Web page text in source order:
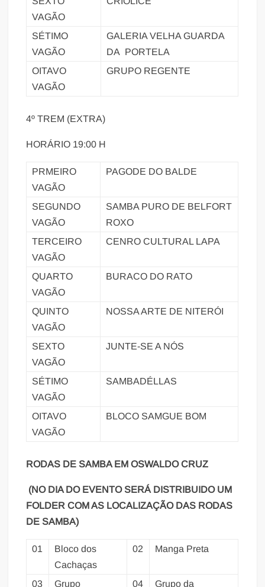
VAGÃO
SÉTIMO
VAGÃO
GALERIA VELHA GUARDA
DA PORTELA
OITAVO
VAGÃO
GRUPO REGENTE
4º TREM (EXTRA)
HORÁRIO 19:00 H
PRMEIRO
VAGÃO
PAGODE DO BALDE
SEGUNDO
VAGÃO
SAMBA PURO DE BELFORT
ROXO
TERCEIRO
VAGÃO
CENRO CULTURAL LAPA
QUARTO
VAGÃO
BURACO DO RATO
QUINTO
VAGÃO
NOSSA ARTE DE NITERÓI
SEXTO
VAGÃO
JUNTE-SE A NÓS
SÉTIMO
VAGÃO
SAMBADÉLLAS
OITAVO
VAGÃO
BLOCO SAMGUE BOM
RODAS DE SAMBA EM OSWALDO CRUZ
(NO DIA DO EVENTO SERÁ DISTRIBUIDO UM
FOLDER COM AS LOCALIZAÇÃO DAS RODAS
DE SAMBA)
01
Bloco dos
Cachaças
02 Manga Preta
03
Grupo
04
Grupo da